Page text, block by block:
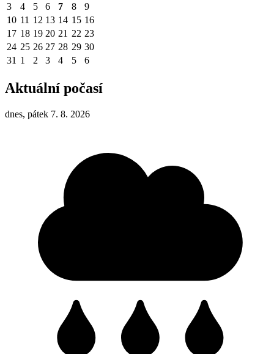
3
4 5 6 7 8
9
10 11 12 13 14 15 16
17 18 19 20 21 22 23
24 25 26 27 28 29 30
31 1 2 3 4 5 6
Aktuální počasí
dnes, pátek 7. 8. 2026